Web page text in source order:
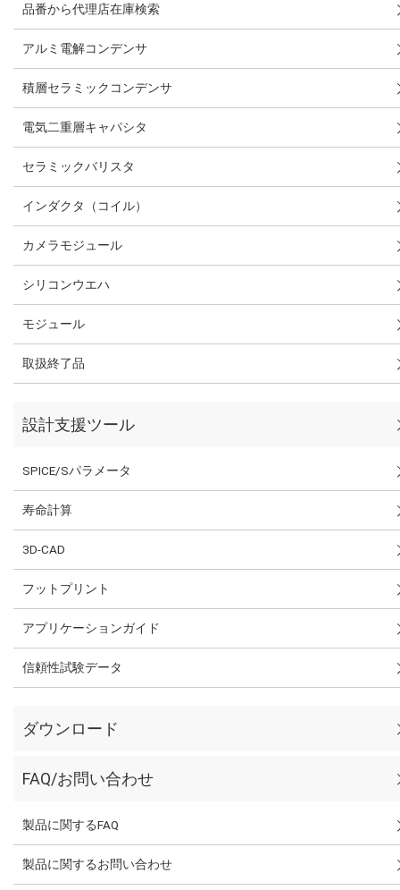
品番から代理店在庫検索
アルミ電解コンデンサ
積層セラミックコンデンサ
電気二重層キャパシタ
セラミックバリスタ
インダクタ（コイル）
カメラモジュール
シリコンウエハ
モジュール
取扱終了品
設計支援ツール
SPICE/Sパラメータ
寿命計算
3D-CAD
フットプリント
アプリケーションガイド
信頼性試験データ
ダウンロード
FAQ/お問い合わせ
製品に関するFAQ
製品に関するお問い合わせ